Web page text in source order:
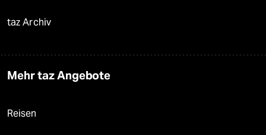
taz Archiv
Mehr taz Angebote
Reisen